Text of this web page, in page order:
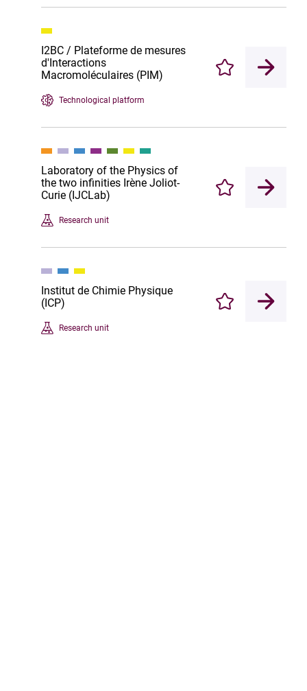
I2BC / Plateforme de mesures
d'Interactions
Macromoléculaires (PIM)
Technological platform
Enregistrer
Laboratory of the Physics of
the two infinities Irène Joliot-
Curie (IJCLab)
Research unit
Enregistrer
Institut de Chimie Physique
(ICP)
Research unit
Enregistrer